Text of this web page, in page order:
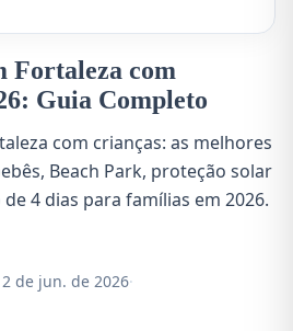
Fortaleza com
Guia Completo
com crianças: as melhores
Beach Park, proteção solar
4 dias para famílias em 2026.
de jun. de 2026·